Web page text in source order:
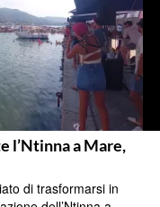
l’Ntinna a Mare,
di trasformarsi in